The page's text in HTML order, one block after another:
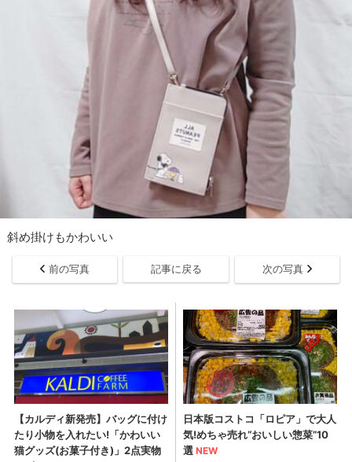
斜め掛けもかわいい
前の写真 記事に戻る 次の写真